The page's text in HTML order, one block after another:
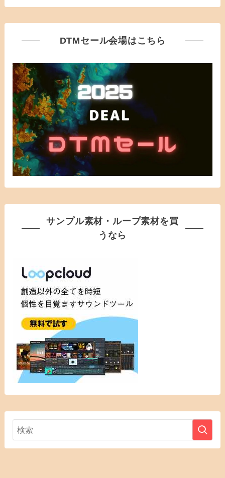
DTMセール会場はこちら
サンプル素材・ループ素材を買
うなら